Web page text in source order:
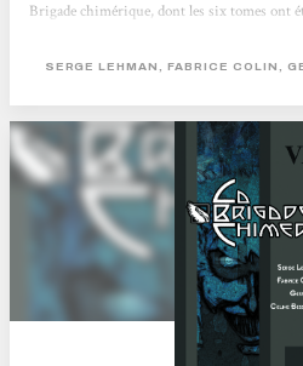
Brigade chimérique, dont les six tomes ont
éditions Sans-Détour L'Encyclopédie et le
Ressusciter...
SERGE LEHMAN, FABRICE COLIN,